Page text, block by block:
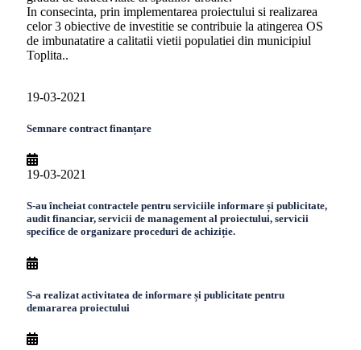
In consecinta, prin implementarea proiectului si realizarea
celor 3 obiective de investitie se contribuie la atingerea OS
de imbunatatire a calitatii vietii populatiei din municipiul
Toplita..
19-03-2021
Semnare contract finanțare
19-03-2021
S-au încheiat contractele pentru serviciile informare și publicitate,
audit financiar, servicii de management al proiectului, servicii
specifice de organizare proceduri de achiziție.
S-a realizat activitatea de informare și publicitate pentru
demararea proiectului